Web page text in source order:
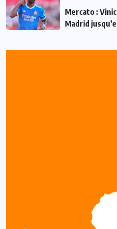
Mercato :
Madrid